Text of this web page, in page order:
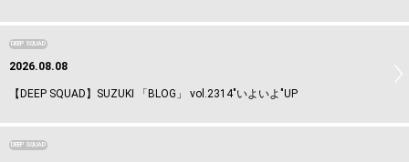
DEEP SQUAD
2026.08.08
【DEEP SQUAD】SUZUKI 「BLOG」 vol.2314"いよいよ"UP
DEEP SQUAD